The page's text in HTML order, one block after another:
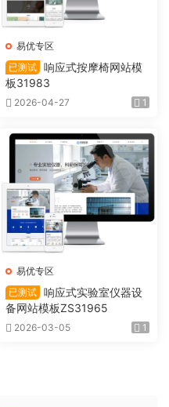
易优专区
已测试 响应式按摩椅网站模
板31983
2026-04-27 1
易优专区
已测试 响应式实验室仪器设
备网站模板ZS31965
2026-03-05 1